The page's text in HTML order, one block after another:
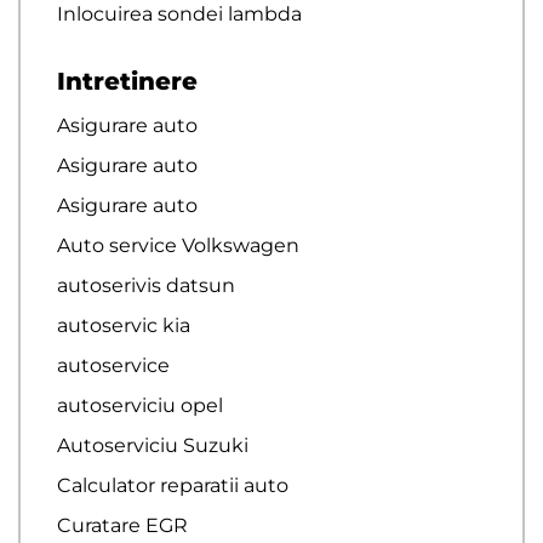
Inlocuirea sondei lambda
Intretinere
Asigurare auto
Asigurare auto
Asigurare auto
Auto service Volkswagen
autoserivis datsun
autoservic kia
autoservice
autoserviciu opel
Autoserviciu Suzuki
Calculator reparatii auto
Curatare EGR